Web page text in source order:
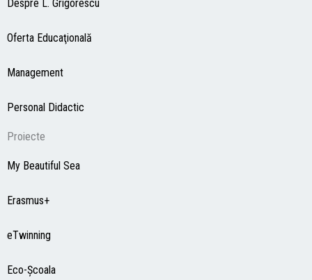
Despre L. Grigorescu
Oferta Educaţională
Management
Personal Didactic
Proiecte
My Beautiful Sea
Erasmus+
eTwinning
Eco-Şcoala